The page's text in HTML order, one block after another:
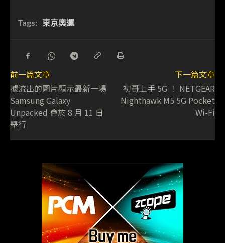
Tags: 東京奧運
前一篇文章
據流出的圖片顯示最新一場
Samsung Galaxy
Unpacked 會於 8 月 11 日
舉行
下一篇文章
初哥上手 5G ！ NETGEAR
Nighthawk M5 5G Pocket
Wi-Fi